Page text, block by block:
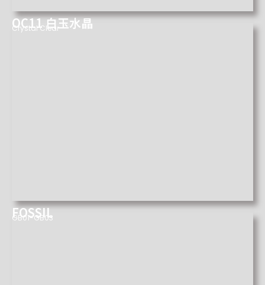
OC11 白玉水晶
Crystal Clear
FOSSIL
GB01-GB03